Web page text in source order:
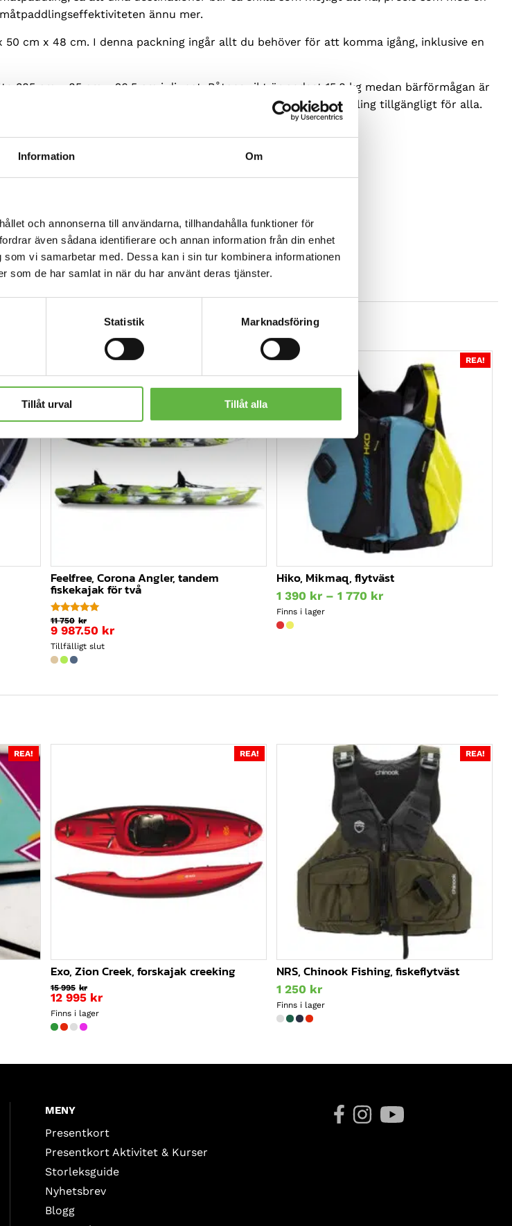
Information Om
och annonserna till användarna, tillhandahålla funktioner för
även sådana identifierare och annan information från din enhet
vi samarbetar med. Dessa kan i sin tur kombinera informationen
som de har samlat in när du har använt deras tjänster.
Statistik Marknadsföring
Tillåt urval Tillåt alla
ännu mer.
cm x 48 cm. I denna packning ingår allt du behöver för att komma igång, inklusive en
cm x 85 cm x 26,5 cm i djupet. Båtens vikt är endast 15,8 kg medan bärförmågan är
med i bagageutrymmet på bilen. Denna Cayman Duo gör paddling tillgängligt för alla.
Feelfree, Corona Angler, tandem
fiskekajak för två
Betygsatt
5.00
av 5
11 750 kr
9 987.50 kr
Tillfälligt slut
REA!
Hiko, Mikmaq, flytväst
1 390 kr – 1 770 krPrisintervall:
Finns i lager
REA! REA!
Exo, Zion Creek, forskajak creeking
15 995 kr
Det
ursprungliga
priset
var:
12 995 kr
Det
nuvarande
priset
995kr.
Finns i lager
REA!
NRS, Chinook Fishing, fiskeflytväst
1 250 kr
Finns i lager
MENY
Presentkort
Presentkort Aktivitet & Kurser
Storleksguide
Nyhetsbrev
Blogg